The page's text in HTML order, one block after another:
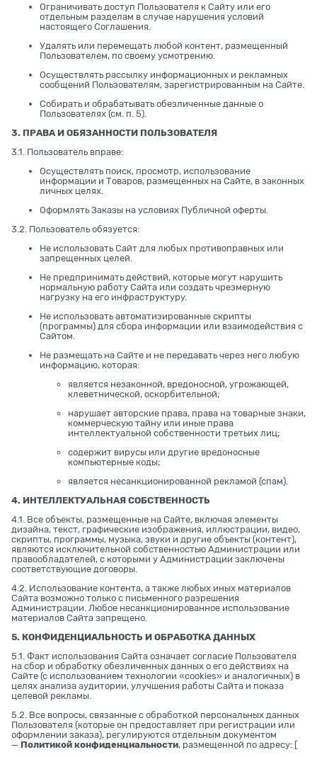
Ограничивать доступ Пользователя к Сайту или его
отдельным разделам в случае нарушения условий
настоящего Соглашения.
Удалять или перемещать любой контент, размещенный
Пользователем, по своему усмотрению.
Осуществлять рассылку информационных и рекламных
сообщений Пользователям, зарегистрированным на Сайте.
Собирать и обрабатывать обезличенные данные о
Пользователях (см. п. 5).
3. ПРАВА И ОБЯЗАННОСТИ ПОЛЬЗОВАТЕЛЯ
3.1. Пользователь вправе:
Осуществлять поиск, просмотр, использование
информации и Товаров, размещенных на Сайте, в законных
личных целях.
Оформлять Заказы на условиях Публичной оферты.
3.2. Пользователь обязуется:
Не использовать Сайт для любых противоправных или
запрещенных целей.
Не предпринимать действий, которые могут нарушить
нормальную работу Сайта или создать чрезмерную
нагрузку на его инфраструктуру.
Не использовать автоматизированные скрипты
(программы) для сбора информации или взаимодействия с
Сайтом.
Не размещать на Сайте и не передавать через него любую
информацию, которая:
является незаконной, вредоносной, угрожающей,
клеветнической, оскорбительной;
нарушает авторские права, права на товарные знаки,
коммерческую тайну или иные права
интеллектуальной собственности третьих лиц;
содержит вирусы или другие вредоносные
компьютерные коды;
является несанкционированной рекламой (спам).
4. ИНТЕЛЛЕКТУАЛЬНАЯ СОБСТВЕННОСТЬ
4.1. Все объекты, размещенные на Сайте, включая элементы
дизайна, текст, графические изображения, иллюстрации, видео,
скрипты, программы, музыка, звуки и другие объекты (контент),
являются исключительной собственностью Администрации или
правообладателей, с которыми у Администрации заключены
соответствующие договоры.
4.2. Использование контента, а также любых иных материалов
Сайта возможно только с письменного разрешения
Администрации. Любое несанкционированное использование
материалов Сайта запрещено.
5. КОНФИДЕНЦИАЛЬНОСТЬ И ОБРАБОТКА ДАННЫХ
5.1. Факт использования Сайта означает согласие Пользователя
на сбор и обработку обезличенных данных о его действиях на
Сайте (с использованием технологии «cookies» и аналогичных) в
целях анализа аудитории, улучшения работы Сайта и показа
целевой рекламы.
5.2. Все вопросы, связанные с обработкой персональных данных
Пользователя (которые он предоставляет при регистрации или
оформлении заказа), регулируются отдельным документом
— Политикой конфиденциальности, размещенной по адресу: [